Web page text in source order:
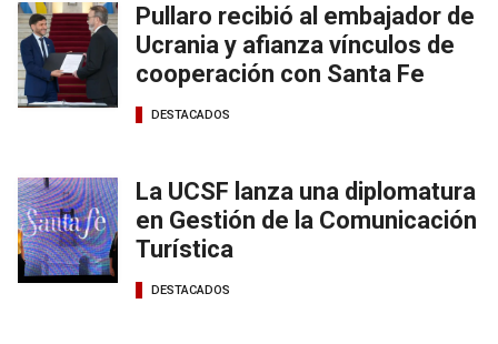
Pullaro recibió al embajador de
Ucrania y afianza vínculos de
cooperación con Santa Fe
DESTACADOS
La UCSF lanza una diplomatura
en Gestión de la Comunicación
Turística
DESTACADOS